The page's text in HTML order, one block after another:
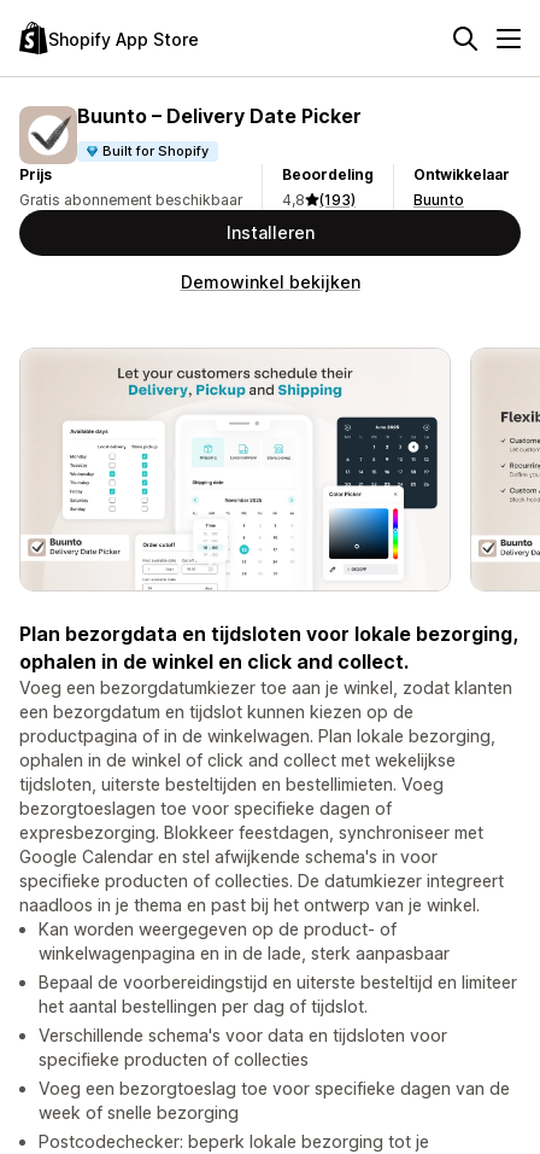
Shopify App Store
Buunto – Delivery Date Picker
Built for Shopify
Prijs
Gratis abonnement beschikbaar
Beoordeling
4,8
(193)
Ontwikkelaar
Buunto
Installeren
Demowinkel bekijken
Plan bezorgdata en tijdsloten voor lokale bezorging,
ophalen in de winkel en click and collect.
Voeg een bezorgdatumkiezer toe aan je winkel, zodat klanten
een bezorgdatum en tijdslot kunnen kiezen op de
productpagina of in de winkelwagen. Plan lokale bezorging,
ophalen in de winkel of click and collect met wekelijkse
tijdsloten, uiterste besteltijden en bestellimieten. Voeg
bezorgtoeslagen toe voor specifieke dagen of
expresbezorging. Blokkeer feestdagen, synchroniseer met
Google Calendar en stel afwijkende schema's in voor
specifieke producten of collecties. De datumkiezer integreert
naadloos in je thema en past bij het ontwerp van je winkel.
Kan worden weergegeven op de product- of
winkelwagenpagina en in de lade, sterk aanpasbaar
Bepaal de voorbereidingstijd en uiterste besteltijd en limiteer
het aantal bestellingen per dag of tijdslot.
Verschillende schema's voor data en tijdsloten voor
specifieke producten of collecties
Voeg een bezorgtoeslag toe voor specifieke dagen van de
week of snelle bezorging
Postcodechecker: beperk lokale bezorging tot je